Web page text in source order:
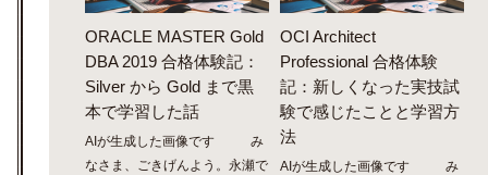
ORACLE MASTER Gold
DBA 2019 合格体験記：
Silver から Gold まで黒
本で学習した話
AIが生成した画像です み
なさま、ごきげんよう。永瀬で
OCI Architect
Professional 合格体験
記：新しくなった実技試
験で感じたことと学習方
法
AIが生成した画像です み